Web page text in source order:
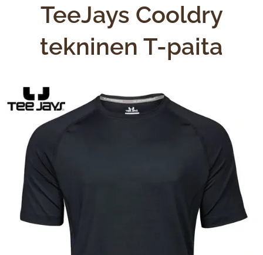
TeeJays Cooldry
tekninen T-paita